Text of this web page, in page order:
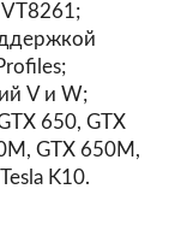
V и W;
650, GTX
GTX 650M,
K10.